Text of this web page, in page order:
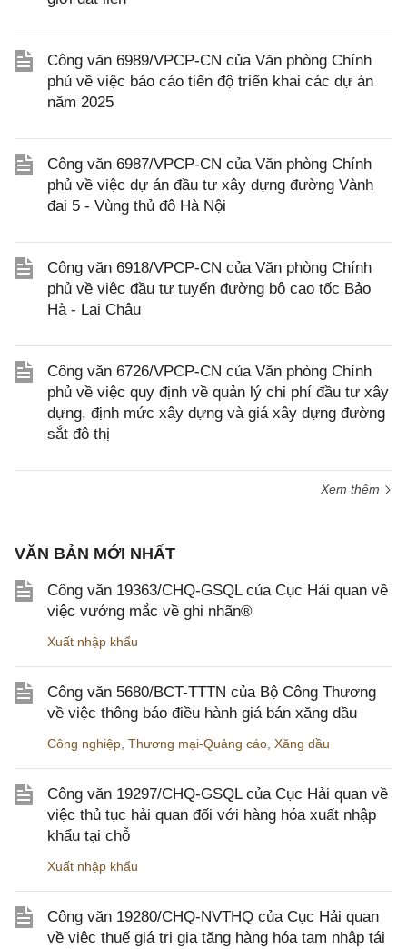
Công văn 6989/VPCP-CN của Văn phòng Chính
phủ về việc báo cáo tiến độ triển khai các dự án
năm 2025
Công văn 6987/VPCP-CN của Văn phòng Chính
phủ về việc dự án đầu tư xây dựng đường Vành
đai 5 - Vùng thủ đô Hà Nội
Công văn 6918/VPCP-CN của Văn phòng Chính
phủ về việc đầu tư tuyến đường bộ cao tốc Bảo
Hà - Lai Châu
Công văn 6726/VPCP-CN của Văn phòng Chính
phủ về việc quy định về quản lý chi phí đầu tư xây
dựng, định mức xây dựng và giá xây dựng đường
sắt đô thị
Xem thêm
VĂN BẢN MỚI NHẤT
Công văn 19363/CHQ-GSQL của Cục Hải quan về
việc vướng mắc về ghi nhãn®
Xuất nhập khẩu
Công văn 5680/BCT-TTTN của Bộ Công Thương
về việc thông báo điều hành giá bán xăng dầu
Công nghiệp Thương mại-Quảng cáo Xăng dầu
Công văn 19297/CHQ-GSQL của Cục Hải quan về
việc thủ tục hải quan đối với hàng hóa xuất nhập
khẩu tại chỗ
Xuất nhập khẩu
Công văn 19280/CHQ-NVTHQ của Cục Hải quan
về việc thuế giá trị gia tăng hàng hóa tạm nhập tái